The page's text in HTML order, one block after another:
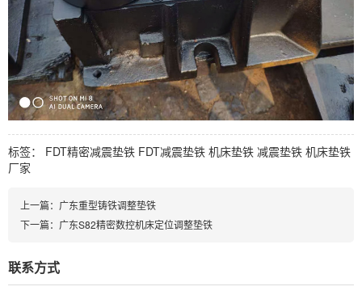
标签： FDT精密减震垫铁 FDT减震垫铁 机床垫铁 减震垫铁 机床垫铁
厂家
上一篇： 广东重型铸铁调整垫铁
下一篇： 广东S82精密数控机床定位调整垫铁
联系方式